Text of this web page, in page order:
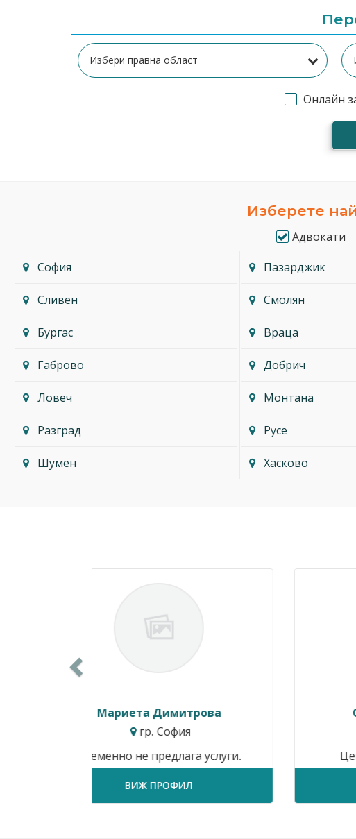
Онлайн
Изберете
Адвокати
София
Пазарджик
Сливен Смолян
Бургас Враца
Габрово Добрич
Ловеч Монтана
Разград Русе
Шумен Хасково
Ивайло Балкански
Временно не предлага услуги.
ВИЖ ПРОФИЛ